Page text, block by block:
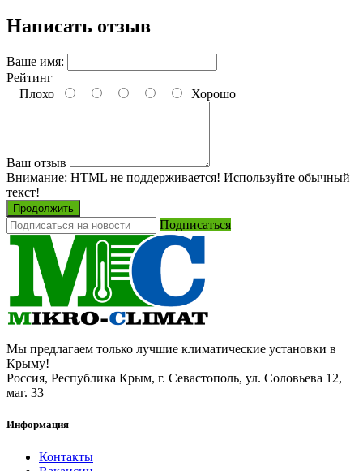
Написать отзыв
Ваше имя:
Рейтинг
Плохо
Хорошо
Ваш отзыв
Внимание: HTML не поддерживается! Используйте обычный
текст!
Продолжить
Подписаться
Мы предлагаем только лучшие климатические установки в
Крыму!
Россия, Республика Крым, г. Севастополь, ул. Соловьева 12,
маг. 33
Информация
Контакты